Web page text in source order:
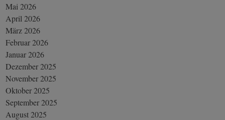
Mai 2026
April 2026
März 2026
Februar 2026
Januar 2026
Dezember 2025
November 2025
Oktober 2025
September 2025
August 2025